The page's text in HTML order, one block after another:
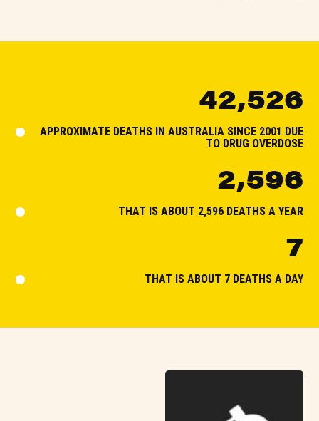
42,526
APPROXIMATE DEATHS IN AUSTRALIA SINCE 2001 DUE
TO DRUG OVERDOSE
2,596
THAT IS ABOUT 2,596 DEATHS A YEAR
7
THAT IS ABOUT 7 DEATHS A DAY